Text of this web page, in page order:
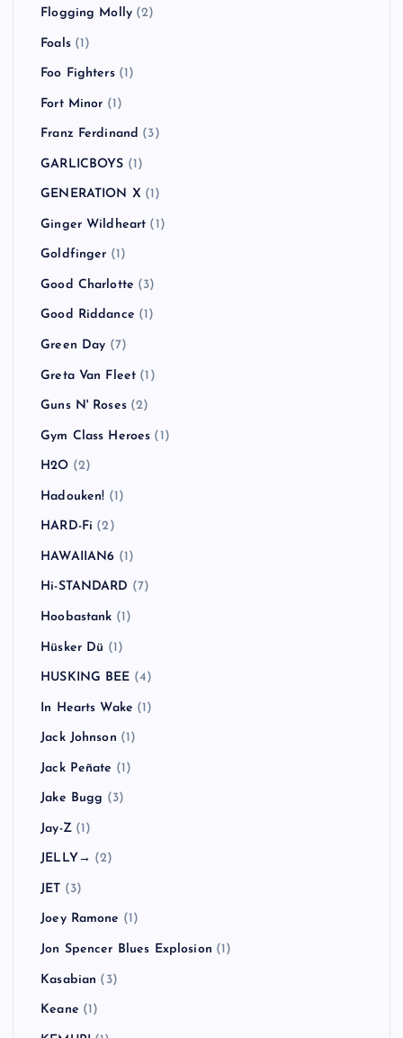
Flogging Molly (2)
Foals(1)
Foo Fighters(1)
Fort Minor (1)
Franz Ferdinand (3)
GARLICBOYS (1)
GENERATION X (1)
Ginger Wildheart (1)
Goldfinger (1)
Good Charlotte (3)
Good Riddance (1)
Green Day (7)
Greta Van Fleet (1)
Guns N' Roses(2)
Gym Class Heroes (1)
H2O (2)
Hadouken! (1)
HARD-Fi (2)
HAWAIIAN6 (1)
Hi-STANDARD (7)
Hoobastank (1)
Hüsker Dü (1)
HUSKING BEE (4)
In Hearts Wake (1)
Jack Johnson (1)
Jack Peñate (1)
Jake Bugg (3)
Jay-Z(1)
JELLY→ (2)
JET (3)
Joey Ramone (1)
Jon Spencer Blues Explosion (1)
Kasabian (3)
Keane (1)